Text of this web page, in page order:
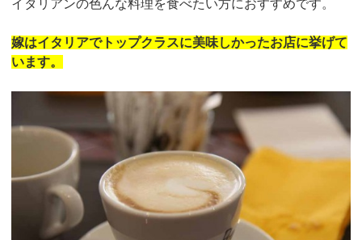
イタリアンの色んな料理を食べたい方におすすめです。
嫁はイタリアでトップクラスに美味しかったお店に挙げて
います。